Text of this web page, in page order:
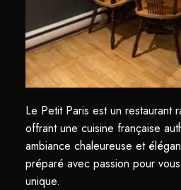
Le Petit Paris est un restaurant
offrant une cuisine française
ambiance chaleureuse et
préparé avec passion pour
unique.